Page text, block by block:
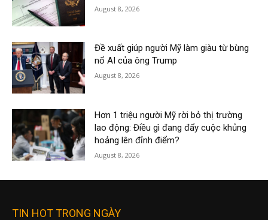
August 8, 2026
Đề xuất giúp người Mỹ làm giàu từ bùng
nổ AI của ông Trump
August 8, 2026
Hơn 1 triệu người Mỹ rời bỏ thị trường
lao động: Điều gì đang đẩy cuộc khủng
hoảng lên đỉnh điểm?
August 8, 2026
TIN HOT TRONG NGÀY